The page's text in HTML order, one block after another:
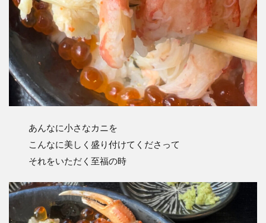
あんなに小さなカニを
こんなに美しく盛り付けてくださって
それをいただく至福の時